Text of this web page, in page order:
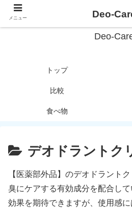
Deo-
トップ
比較
食べ物
デオドラントク
【医薬部外品】のデオドラント
臭にケアする有効成分を配合し
効果を期待できますが、使用感に
メニュー Deo-